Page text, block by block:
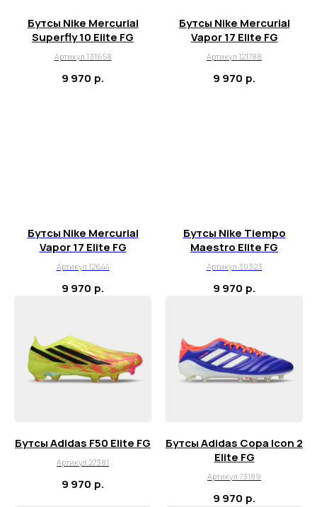
Бутсы Nike Mercurial
Superfly 10 Elite FG
Артикул 131658
9 970 р.
Бутсы Nike Mercurial
Vapor 17 Elite FG
Артикул 121788
9 970 р.
Бутсы Nike Mercurial
Vapor 17 Elite FG
Артикул 12644
9 970 р.
Бутсы Nike Tiempo
Maestro Elite FG
Артикул 30323
9 970 р.
Бутсы Adidas F50 Elite FG
Артикул 27381
9 970 р.
Бутсы Adidas Copa Icon 2
Elite FG
Артикул 73189
9 970 р.